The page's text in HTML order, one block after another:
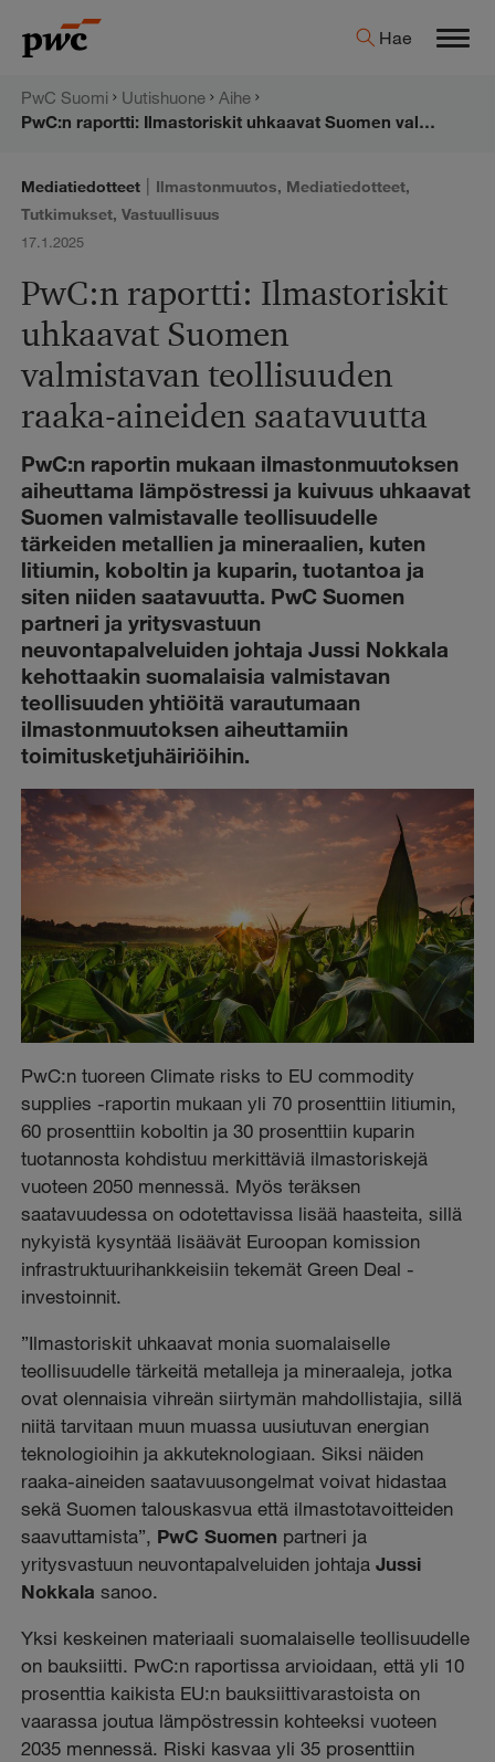
sisältöön
PwC:n
Hae
PwC Suomi Uutishuone
Aihe
PwC:n raportti: Ilmastoriskit uhkaavat Suomen valmistavan teollisuuden raaka-aineiden saatavuutta
Mediatiedotteet | Ilmastonmuutos, Mediatiedotteet,
Tutkimukset,Vastuullisuus
17.1.2025
PwC:n raportti: Ilmastoriskit
uhkaavat Suomen
valmistavan teollisuuden
raaka-aineiden saatavuutta
PwC:n raportin mukaan ilmastonmuutoksen
aiheuttama lämpöstressi ja kuivuus uhkaavat
Suomen valmistavalle teollisuudelle
tärkeiden metallien ja mineraalien, kuten
litiumin, koboltin ja kuparin, tuotantoa ja
siten niiden saatavuutta. PwC Suomen
partneri ja yritysvastuun
neuvontapalveluiden johtaja Jussi Nokkala
kehottaakin suomalaisia valmistavan
teollisuuden yhtiöitä varautumaan
ilmastonmuutoksen aiheuttamiin
toimitusketjuhäiriöihin.
PwC:n tuoreen Climate risks to EU commodity
supplies -raportin mukaan yli 70 prosenttiin litiumin,
60 prosenttiin koboltin ja 30 prosenttiin kuparin
tuotannosta kohdistuu merkittäviä ilmastoriskejä
vuoteen 2050 mennessä. Myös teräksen
saatavuudessa on odotettavissa lisää haasteita, sillä
nykyistä kysyntää lisäävät Euroopan komission
infrastruktuurihankkeisiin tekemät Green Deal -
investoinnit.
”Ilmastoriskit uhkaavat monia suomalaiselle
teollisuudelle tärkeitä metalleja ja mineraaleja, jotka
ovat olennaisia vihreän siirtymän mahdollistajia, sillä
niitä tarvitaan muun muassa uusiutuvan energian
teknologioihin ja akkuteknologiaan. Siksi näiden
raaka-aineiden saatavuusongelmat voivat hidastaa
sekä Suomen talouskasvua että ilmastotavoitteiden
saavuttamista”, PwC Suomen partneri ja
yritysvastuun neuvontapalveluiden johtaja Jussi
Nokkala sanoo.
Yksi keskeinen materiaali suomalaiselle teollisuudelle
on bauksiitti. PwC:n raportissa arvioidaan, että yli 10
prosenttia kaikista EU:n bauksiittivarastoista on
vaarassa joutua lämpöstressin kohteeksi vuoteen
2035 mennessä. Riski kasvaa yli 35 prosenttiin